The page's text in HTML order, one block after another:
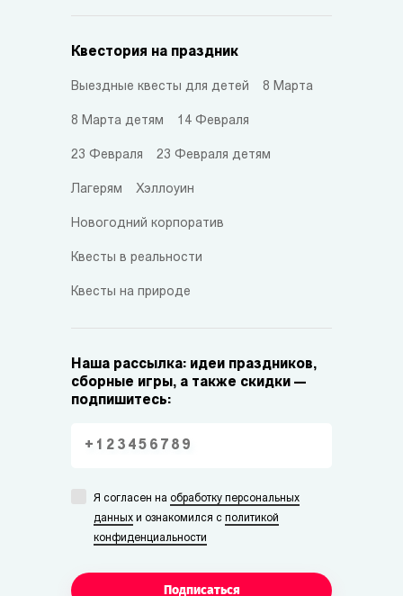
Квестория на праздник
Выездные квесты для детей 8 Марта
8 Марта детям 14 Февраля
23 Февраля 23 Февраля детям
Лагерям Хэллоуин
Новогодний корпоратив
Квесты в реальности
Квесты на природе
Наша рассылка: идеи праздников,
сборные игры, а также скидки —
подпишитесь:
Я согласен на обработку персональных
данных и ознакомился с политикой
конфиденциальности
Подписаться